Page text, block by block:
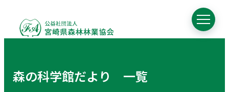
森の科学館だより 一覧